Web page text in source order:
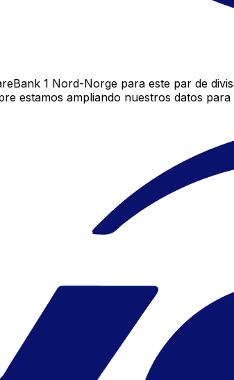
1 Nord-Norge para este par de
estamos ampliando nuestros datos